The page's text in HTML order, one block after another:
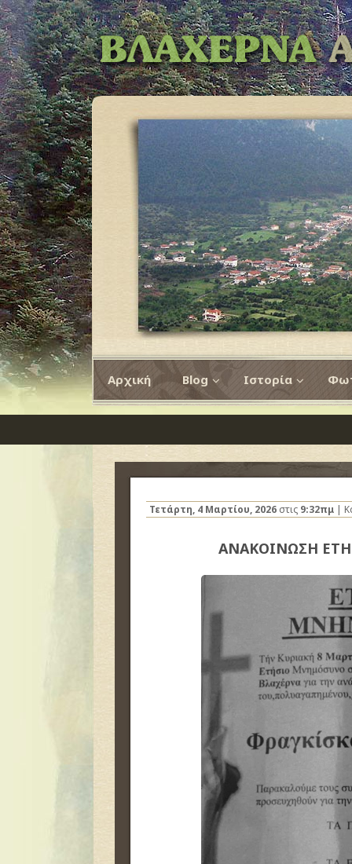
Αρχική Blog Ιστορία
Τετάρτη, 4 Μαρτίου, 2026 στις 9:32πμ |
ΑΝΑΚΟΙΝΩΣΗ